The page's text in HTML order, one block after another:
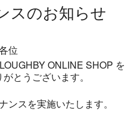
スのお知らせ
位
ONLINE SHOP を
とうございます。
スを実施いたします。